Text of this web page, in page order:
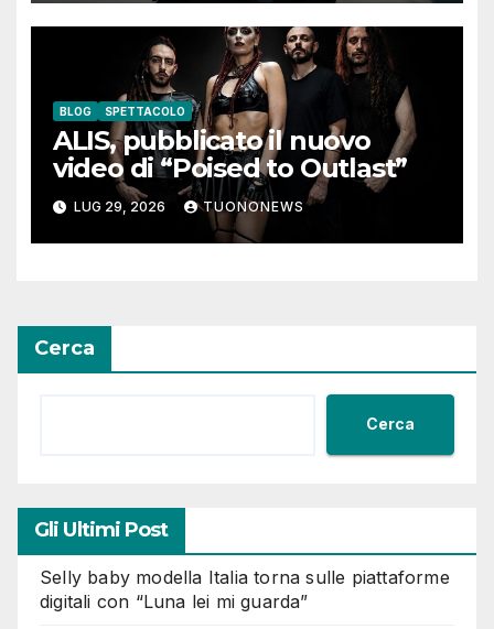
BLOG SPETTACOLO
ALIS, pubblicato il nuovo
video di “Poised to Outlast”
LUG 29, 2026 TUONONEWS
Cerca
Cerca
Gli Ultimi Post
Selly baby modella Italia torna sulle piattaforme
digitali con “Luna lei mi guarda”